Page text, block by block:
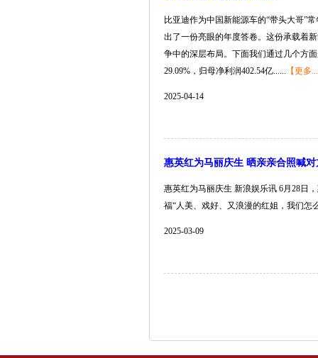
比亚迪作为中国新能源车的“带头大哥”
出了一份亮眼的年度答卷。这份承载着
争中的深层布局。下面我们通过几个方
29.09%，归母净利润402.54亿...... 【更多
2025-04-14
惠英红为马丽庆生 晒亲亲合照喊
惠英红为马丽庆生 新浪娱乐讯 6月28日
福“人美、戏好、又浪漫的红姐，我们怎
2025-03-09